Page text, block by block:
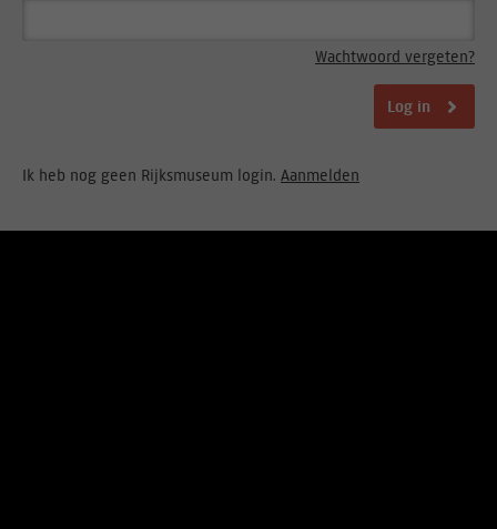
Wachtwoord vergeten?
Log in
Ik heb nog geen Rijksmuseum login. Aanmelden